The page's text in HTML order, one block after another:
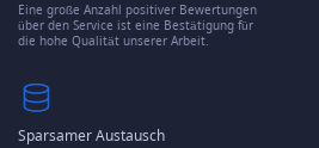
Eine große Anzahl positiver Bewertungen
über den Service ist eine Bestätigung für
die hohe Qualität unserer Arbeit.
Sparsamer Austausch